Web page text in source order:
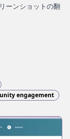
ーンショットの翻
engagement